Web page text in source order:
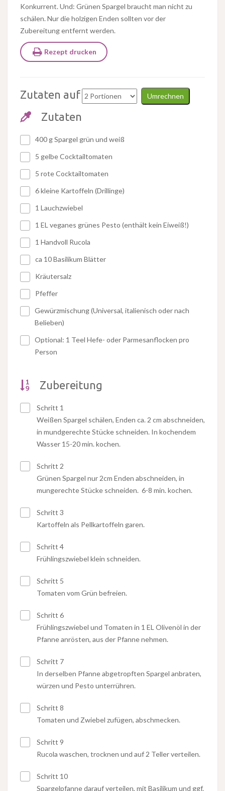
Konkurrent. Und: Grünen Spargel braucht man nicht zu
schälen. Nur die holzigen Enden sollten vor der
Zubereitung entfernt werden.
Rezept drucken
Zutaten auf Umrechnen
Zutaten
400 g Spargel grün und weiß
5 gelbe Cocktailtomaten
5 rote Cocktailtomaten
6 kleine Kartoffeln (Drillinge)
1 Lauchzwiebel
1 EL veganes grünes Pesto (enthält kein Eiweiß!)
1 Handvoll Rucola
ca 10 Basilikum Blätter
Kräutersalz
Pfeffer
Gewürzmischung (Universal, italienisch oder nach
Belieben)
Optional: 1 Teel Hefe- oder Parmesanflocken pro
Person
Zubereitung
Schritt 1
Weißen Spargel schälen, Enden ca. 2 cm abschneiden,
in mundgerechte Stücke schneiden. In kochendem
Wasser 15-20 min. kochen.
Schritt 2
Grünen Spargel nur 2cm Enden abschneiden, in
mungerechte Stücke schneiden. 6-8 min. kochen.
Schritt 3
Kartoffeln als Pellkartoffeln garen.
Schritt 4
Frühlingszwiebel klein schneiden.
Schritt 5
Tomaten vom Grün befreien.
Schritt 6
Frühlingszwiebel und Tomaten in 1 EL Olivenöl in der
Pfanne anrösten, aus der Pfanne nehmen.
Schritt 7
In derselben Pfanne abgetropften Spargel anbraten,
würzen und Pesto unterrühren.
Schritt 8
Tomaten und Zwiebel zufügen, abschmecken.
Schritt 9
Rucola waschen, trocknen und auf 2 Teller verteilen.
Schritt 10
Spargelpfanne darauf verteilen, mit Basilikum und ggf.